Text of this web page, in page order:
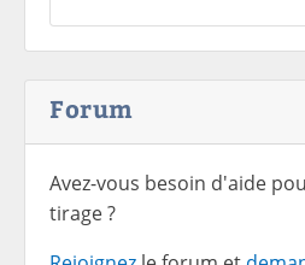
Forum
Avez-vous besoin d'aide
tirage ?